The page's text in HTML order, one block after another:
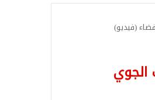
(فيديو)
الجوي